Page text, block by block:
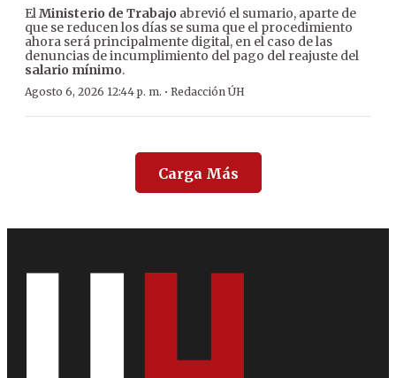
ElMinisterio de Trabajo abrevió el sumario, aparte de
que se reducen los días se suma que el procedimiento
ahora será principalmente digital, en el caso de las
denuncias de incumplimiento del pago del reajuste del
salario mínimo.
Agosto 6, 2026 12:44 p. m. · Redacción ÚH
Carga Más